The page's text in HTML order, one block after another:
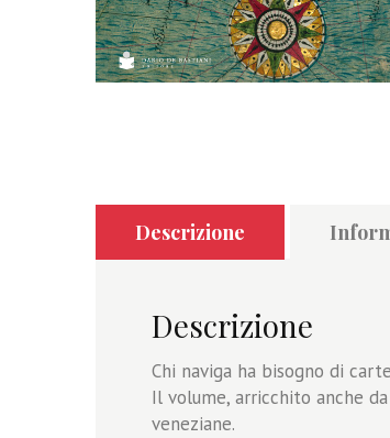
Descrizione
Descrizione
Chi naviga ha bisogno di
Il volume, arricchito anche
veneziane.